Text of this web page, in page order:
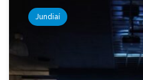
Jundiaí